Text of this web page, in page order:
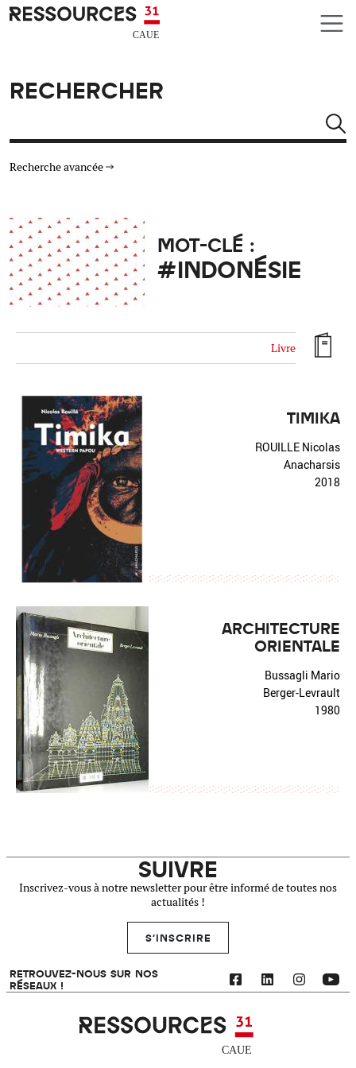
Aller au contenu principal
CAUE RESSOURCES 31
RECHERCHER
Recherche avancée
TYPE DE RESSOURCES
MATÉRIAUX
Réinitialiser Fermer la recherche avancée
MOT-CLÉ :
#INDONÉSIE
Livre
TIMIKA
ROUILLE Nicolas
Anacharsis
2018
ARCHITECTURE
ORIENTALE
Bussagli Mario
Berger-Levrault
1980
SUIVRE
Inscrivez-vous à notre newsletter pour être informé de toutes nos
actualités !
S'INSCRIRE
RETROUVEZ-NOUS SUR NOS
RÉSEAUX !
Ressources 31